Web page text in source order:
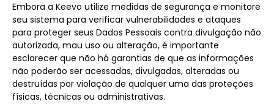
Embora a Keevo utilize medidas de segurança e monitore
seu sistema para verificar vulnerabilidades e ataques
para proteger seus Dados Pessoais contra divulgação não
autorizada, mau uso ou alteração, é importante
esclarecer que não há garantias de que as informações
não poderão ser acessadas, divulgadas, alteradas ou
destruídas por violação de qualquer uma das proteções
físicas, técnicas ou administrativas.